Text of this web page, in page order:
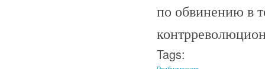
по обвинению в
Tags: